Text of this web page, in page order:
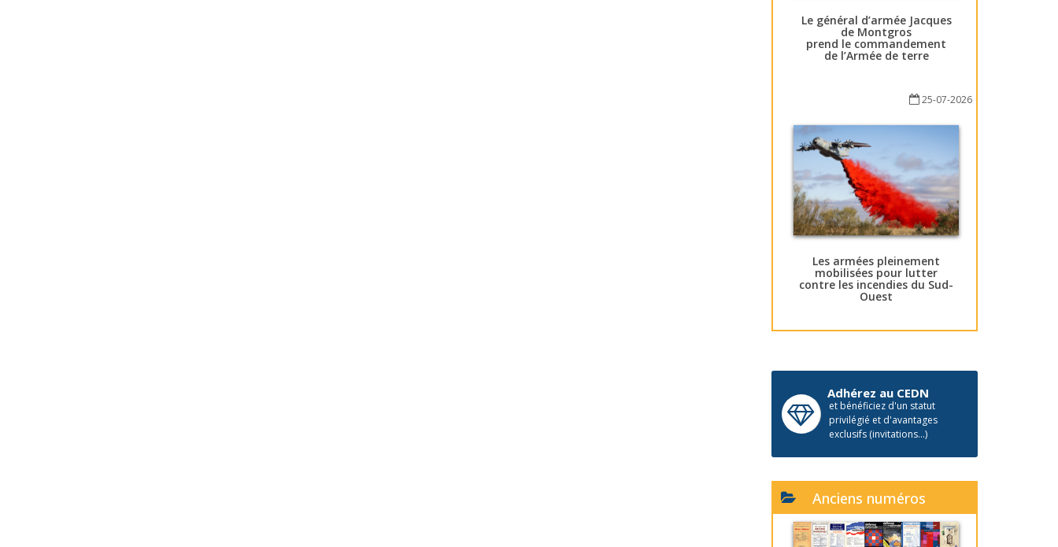
Le général d’armée Jacques
de Montgros
prend le commandement
de l’Armée de terre
25-07-2026
Les armées pleinement
mobilisées pour lutter
contre les incendies du Sud-
Ouest
Adhérez au CEDN
et bénéficiez d'un statut
privilégié et d'avantages
exclusifs (invitations...)
Anciens numéros